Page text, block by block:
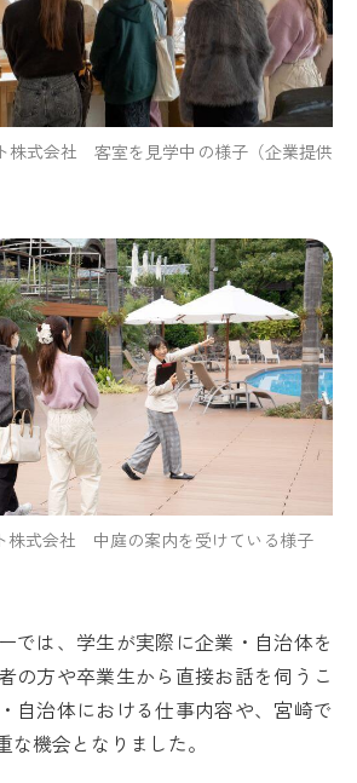
株式会社 客室を見学中の様子（企業提供
株式会社 中庭の案内を受けている様子
では、学生が実際に企業・自治体を
の方や卒業生から直接お話を伺うこ
自治体における仕事内容や、宮崎で
機会となりました。